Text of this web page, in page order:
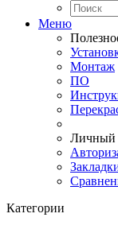
Меню
Монтаж
ПО
Личный
Категории